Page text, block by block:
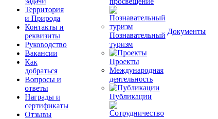
Территория
и Природа
Контакты и
реквизиты
Руководство
Вакансии
Как
добраться
Вопросы и
ответы
Награды и
сертификаты
Отзывы
Познавательный
туризм
Проекты
Международная
деятельность
Публикации
Документы